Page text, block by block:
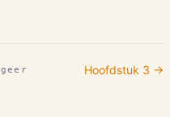
Hoofdstuk 3 →